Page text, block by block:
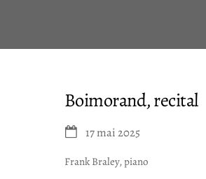
Boimorand, recital
17 mai 2025
Frank Braley, piano